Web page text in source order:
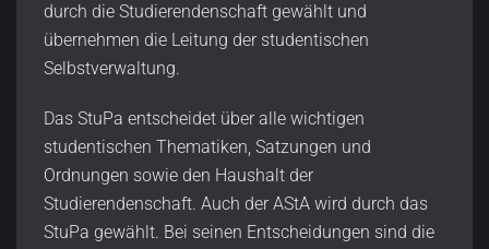
durch die Studierendenschaft gewählt und
übernehmen die Leitung der studentischen
Selbstverwaltung.
Das StuPa entscheidet über alle wichtigen
studentischen Thematiken, Satzungen und
Ordnungen sowie den Haushalt der
Studierendenschaft. Auch der AStA wird durch das
StuPa gewählt. Bei seinen Entscheidungen sind die